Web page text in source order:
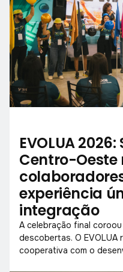
EVOLUA
Centro-Oeste
experiência
integração
A celebração final
descobertas. O EVOLUA
cooperativa com o